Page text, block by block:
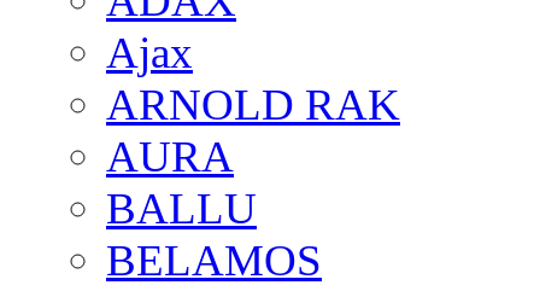
Ajax
ARNOLD RAK
AURA
BALLU
BELAMOS